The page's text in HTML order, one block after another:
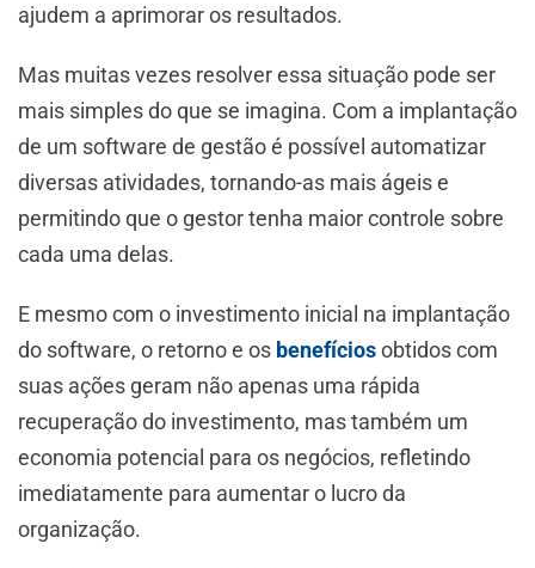
ajudem a aprimorar os resultados.
Mas muitas vezes resolver essa situação pode ser
mais simples do que se imagina. Com a implantação
de um software de gestão é possível automatizar
diversas atividades, tornando-as mais ágeis e
permitindo que o gestor tenha maior controle sobre
cada uma delas.
E mesmo com o investimento inicial na implantação
do software, o retorno e os benefíciosobtidos com
suas ações geram não apenas uma rápida
recuperação do investimento, mas também um
economia potencial para os negócios, refletindo
imediatamente para aumentar o lucro da
organização.